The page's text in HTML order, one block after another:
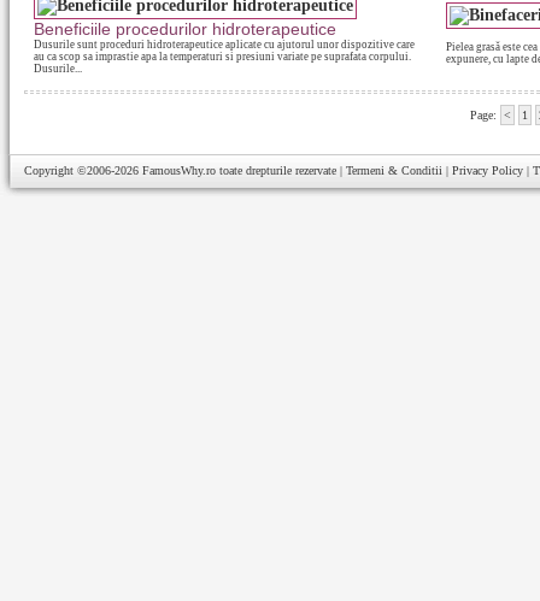
Beneficiile procedurilor hidroterapeutice
Dusurile sunt proceduri hidroterapeutice aplicate cu ajutorul unor dispozitive care
au ca scop sa imprastie apa la temperaturi si presiuni variate pe suprafata corpului.
Dusurile...
Pielea grasă este
expunere, cu lapte
Page: < 1
Copyright ©2006-2026 FamousWhy.ro toate drepturile rezervate | Termeni & Conditii | Privacy Policy |